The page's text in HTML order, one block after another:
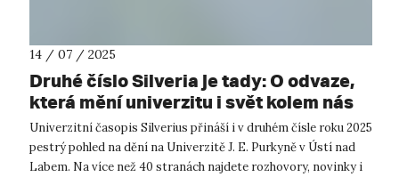
14 / 07 / 2025
Druhé číslo Silveria je tady: O odvaze,
která mění univerzitu i svět kolem nás
Univerzitní časopis Silverius přináší i v druhém čísle roku 2025
pestrý pohled na dění na Univerzitě J. E. Purkyně v Ústí nad
Labem. Na více než 40 stranách najdete rozhovory, novinky i